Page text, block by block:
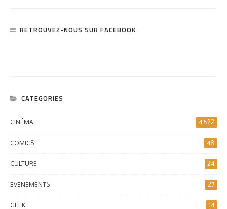
RETROUVEZ-NOUS SUR FACEBOOK
CATEGORIES
CINÉMA 4 522
COMICS 48
CULTURE 24
EVENEMENTS 27
GEEK 14